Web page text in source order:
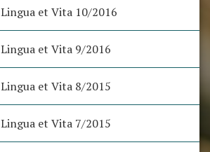
Lingua et Vita 10/2016
Lingua et Vita 9/2016
Lingua et Vita 8/2015
Lingua et Vita 7/2015